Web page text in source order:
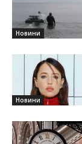
Новини
Новини